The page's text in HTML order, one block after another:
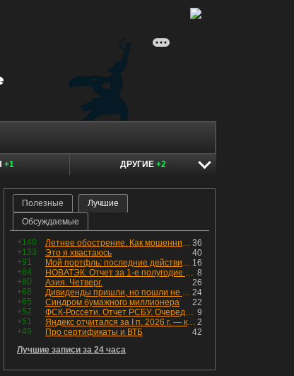
+1 ДРУГИЕ +2
Полезные
Лучшие
Обсуждаемые
+140 36
Летнее обострение. Как мошенники пытаются подсунуть кнопку "БАБЛО" девушкам
+133
40
Это я хвастаюсь
+91
16
Мой портфль: последние действия и текущая структура. Краткий комментарий по всем позициям
+84
8
НОВАТЭК: Отчет за 1-е полугодие 2026 - прибыль продолжает падать, но лучшее впереди, если не прилетит
+80
26
Азия. Четверг.
+68
24
Дивиденды пришли, но пошли не туда
+65
22
Синдром бумажного миллионера
+52
9
ФСК-Россети. Отчет РСБУ. Очередная допка - бомбовые новости в эфире
+51
2
Яндекс отчитался за I п. 2026 г. — компания увеличила инвестиции и долг. Buyback начал работать, продали Авто.Ру.
+49
42
Про сертификаты и ВТБ
Лучшие записи за 24 часа